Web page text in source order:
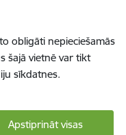
obligāti nepieciešamās
šajā vietnē var tikt
sīkdatnes.
Apstiprināt visas